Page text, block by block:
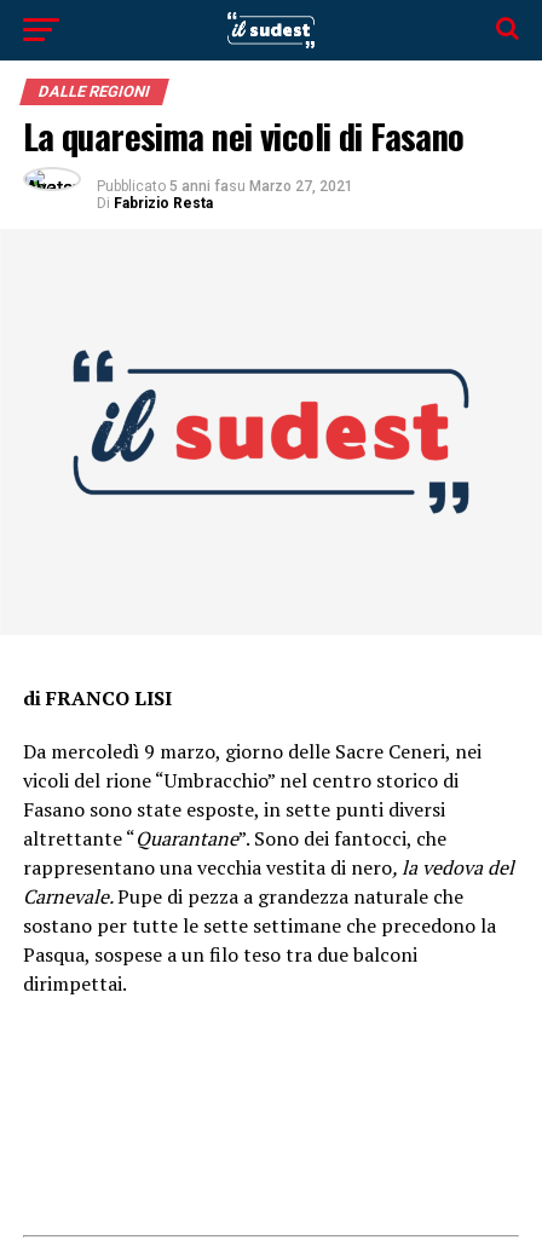
DALLE REGIONI
La quaresima nei vicoli di Fasano
Pubblicato 5 anni fasu Marzo 27, 2021
Di Fabrizio Resta
di FRANCO LISI
Da mercoledì 9 marzo, giorno delle Sacre Ceneri, nei
vicoli del rione “Umbracchio” nel centro storico di
Fasano sono state esposte, in sette punti diversi
altrettante “Quarantane”. Sono dei fantocci, che
rappresentano una vecchia vestita di nero, la vedova del
Carnevale.Pupe di pezza a grandezza naturale che
sostano per tutte le sette settimane che precedono la
Pasqua, sospese a un filo teso tra due balconi
dirimpettai.